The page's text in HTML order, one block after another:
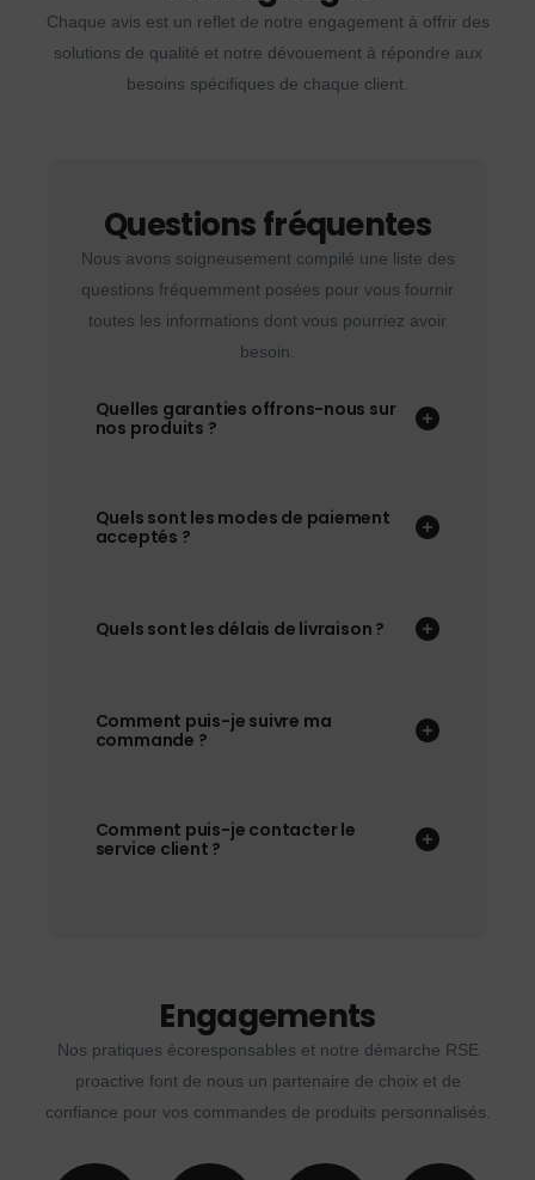
Chaque avis est un reflet de notre engagement à offrir des
solutions de qualité et notre dévouement à répondre aux
besoins spécifiques de chaque client.
Questions fréquentes
Nous avons soigneusement compilé une liste des
questions fréquemment posées pour vous fournir
toutes les informations dont vous pourriez avoir
besoin.
Quelles garanties offrons-nous sur
nos produits ?
Quels sont les modes de paiement
acceptés ?
Quels sont les délais de livraison ?
Comment puis-je suivre ma
commande ?
Comment puis-je contacter le
service client ?
Engagements
Nos pratiques écoresponsables et notre démarche RSE
proactive font de nous un partenaire de choix et de
confiance pour vos commandes de produits personnalisés.